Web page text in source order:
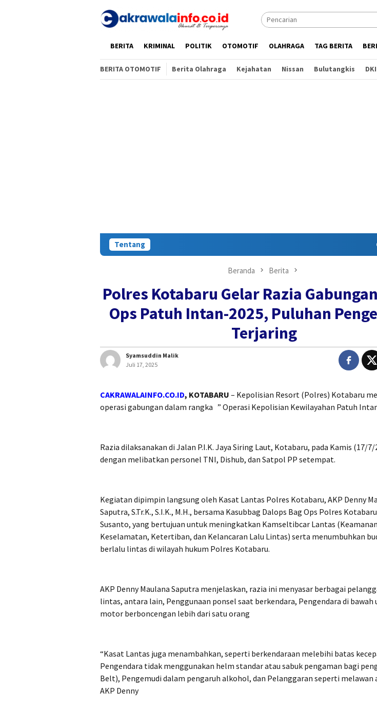
HOMEBERITA KRIMINAL POLITIK OTOMOTIF OLAHRAGA TAG BERITA
BERITA OTOMOTIF Berita Olahraga Kejahatan Nissan Bulutangkis
Tentang
Beranda Berita
Polres Kotabaru Gelar Razia
Ops Patuh Intan-2025, Puluhan
Terjaring
Syamsuddin Malik
Juli 17, 2025
CAKRAWALAINFO.CO.ID, KOTABARU – Kepolisian Resort (Polres) Kotabaru
operasi gabungan dalam rangka ” Operasi Kepolisian Kewilayahan Patuh
Razia dilaksanakan di Jalan P.I.K. Jaya Siring Laut, Kotabaru, pada Kamis (17/7/
dengan melibatkan personel TNI, Dishub, dan Satpol PP setempat.
Kegiatan dipimpin langsung oleh Kasat Lantas Polres Kotabaru, AKP Denny
Saputra, S.Tr.K., S.I.K., M.H., bersama Kasubbag Dalops Bag Ops Polres
Susanto, yang bertujuan untuk meningkatkan Kamseltibcar Lantas
Keselamatan, Ketertiban, dan Kelancaran Lalu Lintas) serta menumbuhkan
berlalu lintas di wilayah hukum Polres Kotabaru.
AKP Denny Maulana Saputra menjelaskan, razia ini menyasar berbagai
lintas, antara lain, Penggunaan ponsel saat berkendara, Pengendara di bawah
motor berboncengan lebih dari satu orang
“Kasat Lantas juga menambahkan, seperti berkendaraan melebihi batas
Pengendara tidak menggunakan helm standar atau sabuk pengaman bagi
Belt), Pengemudi dalam pengaruh alkohol, dan Pelanggaran seperti melawan
AKP Denny